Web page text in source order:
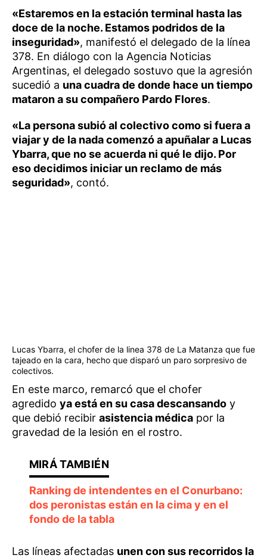
«Estaremos en la estación terminal hasta las
doce de la noche. Estamos podridos de la
inseguridad», manifestó el delegado de la línea
378. En diálogo con la Agencia Noticias
Argentinas, el delegado sostuvo que la agresión
sucedió a una cuadra de donde hace un tiempo
mataron a su compañero Pardo Flores.
«La persona subió al colectivo como si fuera a
viajar y de la nada comenzó a apuñalar a Lucas
Ybarra, que no se acuerda ni qué le dijo. Por
eso decidimos iniciar un reclamo de más
seguridad», contó.
Lucas Ybarra, el chofer de la linea 378 de La Matanza que fue
tajeado en la cara, hecho que disparó un paro sorpresivo de
colectivos.
En este marco, remarcó que el chofer
agredido ya está en su casa descansando y
que debió recibir asistencia médica por la
gravedad de la lesión en el rostro.
Ranking de intendentes en el Conurbano:
dos peronistas están en la cima y en el
fondo de la tabla
Las líneas afectadas unen con sus recorridos la